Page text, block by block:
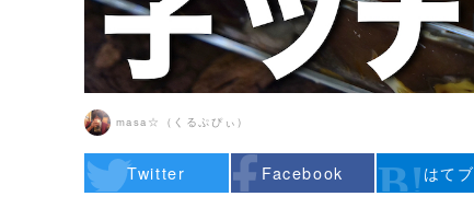
masa☆（くるぷぴぃ）
Twitter Facebook はてブ